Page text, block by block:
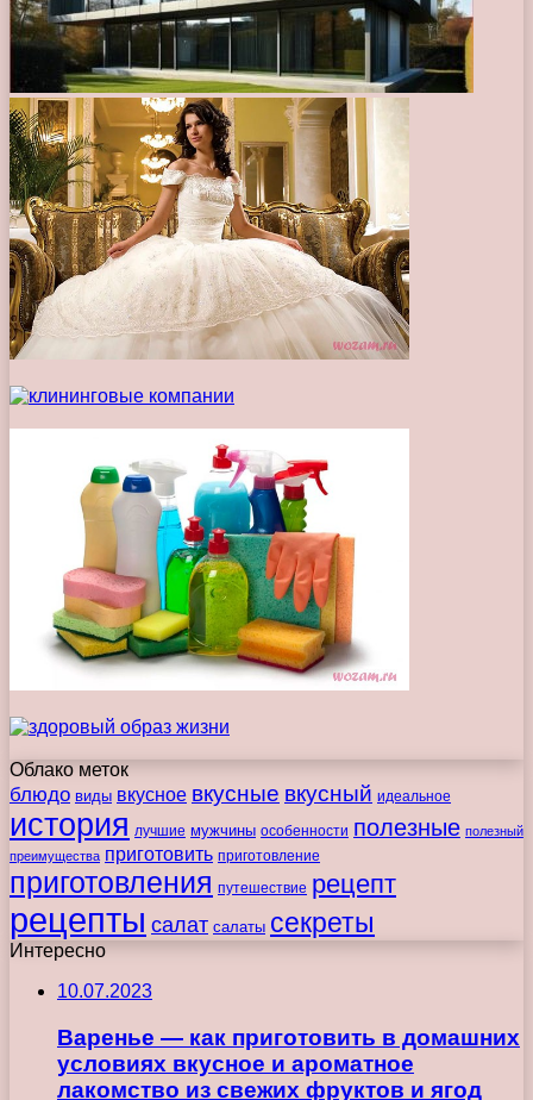
Облако меток
блюдо виды вкусное вкусные вкусный идеальное
история лучшие мужчины особенности полезные полезный
преимущества приготовить приготовление
приготовления путешествие рецепт
рецепты салат салаты секреты
Интересно
10.07.2023
Варенье — как приготовить в домашних
условиях вкусное и ароматное
лакомство из свежих фруктов и ягод